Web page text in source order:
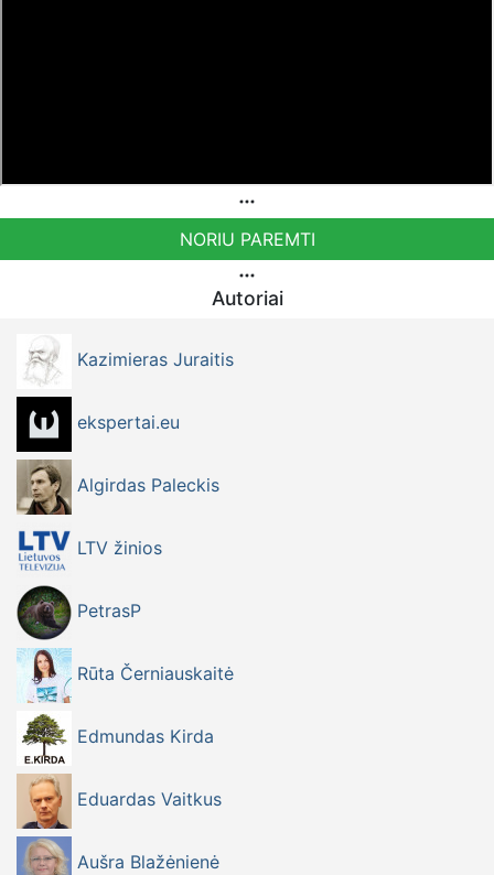
NORIU PAREMTI
Autoriai
Kazimieras Juraitis
ekspertai.eu
Algirdas Paleckis
LTV žinios
PetrasP
Rūta Černiauskaitė
Edmundas Kirda
Eduardas Vaitkus
Aušra Blažėnienė